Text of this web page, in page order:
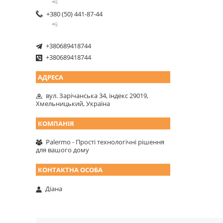
+380 (50) 441-87-44
📲
+380689418744
+380689418744
вул. Зарічанська 34, індекс 29019,
Хмельницький, Україна
Palermo - Прості технологічні рішення
для вашого дому
Діана